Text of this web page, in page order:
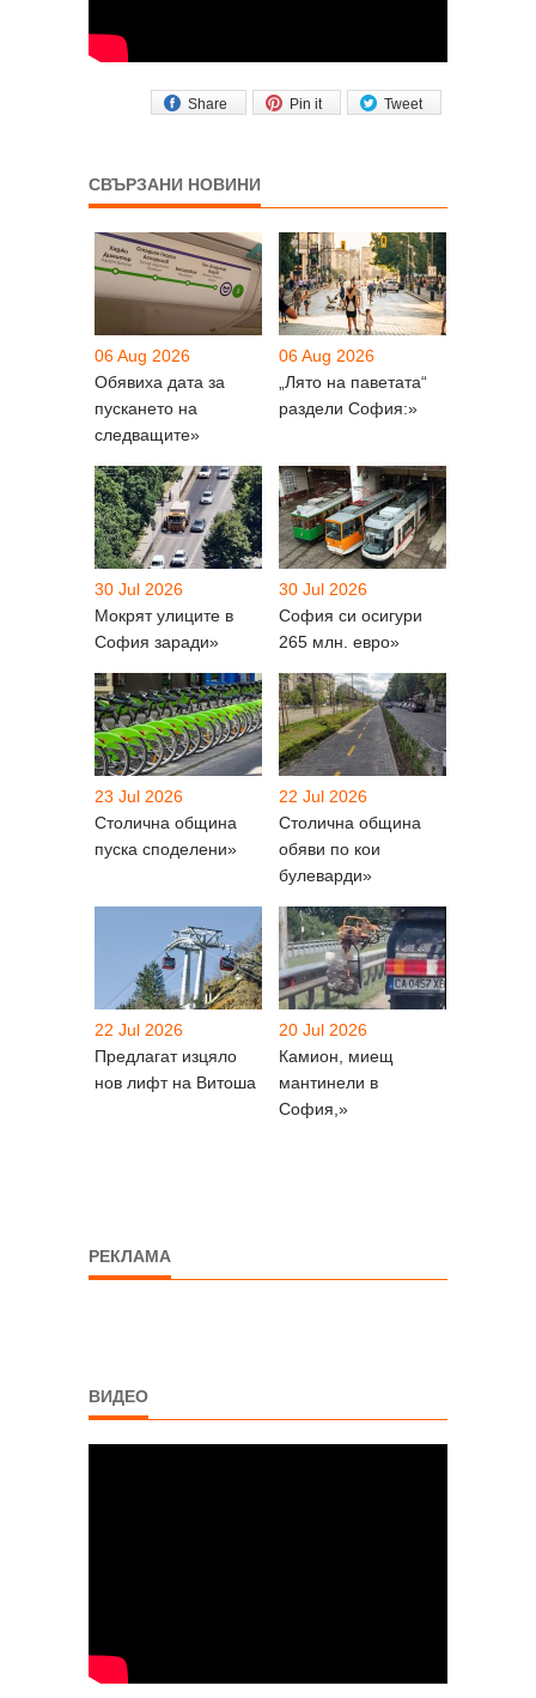
Tweet
Pin it
Share
СВЪРЗАНИ НОВИНИ
06 Aug 2026
Обявиха дата за
пускането на
следващите»
06 Aug 2026
„Лято на паветата“
раздели София:»
30 Jul 2026
Мокрят улиците в
София заради»
30 Jul 2026
София си осигури
265 млн. евро»
23 Jul 2026
Столична община
пуска споделени»
22 Jul 2026
Столична община
обяви по кои
булеварди»
22 Jul 2026
Предлагат изцяло
нов лифт на Витоша
20 Jul 2026
Камион, миещ
мантинели в
София,»
РЕКЛАМА
ВИДЕО